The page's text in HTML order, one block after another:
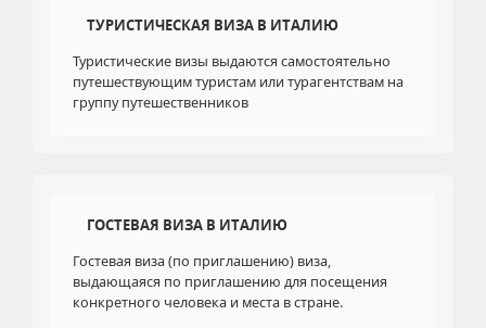
ТУРИСТИЧЕСКАЯ ВИЗА В ИТАЛИЮ
Туристические визы выдаются самостоятельно
путешествующим туристам или турагентствам на
группу путешественников
ГОСТЕВАЯ ВИЗА В ИТАЛИЮ
Гостевая виза (по приглашению) виза,
выдающаяся по приглашению для посещения
конкретного человека и места в стране.